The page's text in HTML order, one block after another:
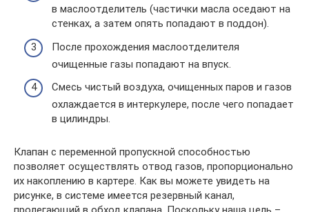
в маслоотделитель (частички масла оседают на
стенках, а затем опять попадают в поддон).
После прохождения маслоотделителя
очищенные газы попадают на впуск.
Смесь чистый воздуха, очищенных паров и газов
охлаждается в интеркулере, после чего попадает
в цилиндры.
Клапан с переменной пропускной способностью
позволяет осуществлять отвод газов, пропорционально
их накоплению в картере. Как вы можете увидеть на
рисунке, в системе имеется резервный канал,